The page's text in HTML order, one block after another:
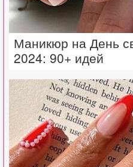
Маникюр на День
2024: 90+ идей